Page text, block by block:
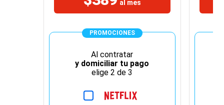
al mes
PROMOCIONES
Al contratar
y domiciliar tu pago
elige 2 de 3